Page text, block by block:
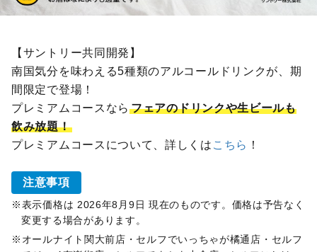
【サントリー共同開発】
南国気分を味わえる5種類のアルコールドリンクが、期
間限定で登場！
プレミアムコースなら フェアのドリンクや生ビールも
飲み放題！
プレミアムコースについて、詳しくは こちら ！
注意事項
表示価格は 2026年8月9日 現在のものです。価格は予告なく
変更する場合があります。
オールナイト関大前店・セルフでいっちゃが橘通店・セルフ